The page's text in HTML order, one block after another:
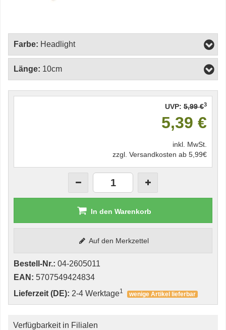
Farbe: Headlight
Länge: 10cm
UVP: 5,99 €3
5,39 €
inkl. MwSt.
zzgl. Versandkosten ab 5,99€
In den Warenkorb
Auf den Merkzettel
Bestell-Nr.: 04-2605011
EAN: 5707549424834
Lieferzeit (DE): 2-4 Werktage1 wenige Artikel lieferbar
Verfügbarkeit in Filialen